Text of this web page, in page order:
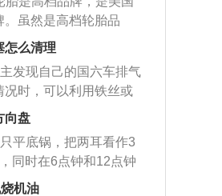
。虽然是高档轮胎品
的轮胎都有生产，这
开拓市场。
怎么清理
发现自己的国六车排气
况时，可以利用铁丝或
将杂物给取出来，如果
重，也可以采取应急措
直接利用木棍将所有的
里面的位置处，然后将
，就可以将堵塞的东
向盘
平底锅，把两耳看作3
同时在6点钟和12点钟
。 <&list>2、双手握住
机油